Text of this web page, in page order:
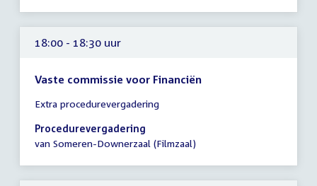
uur
18:00 - 18:30 uur
Vaste commissie voor Financiën
vergadering
18:00
uur
Extra procedurevergadering
Procedurevergadering
van Someren-Downerzaal (Filmzaal)